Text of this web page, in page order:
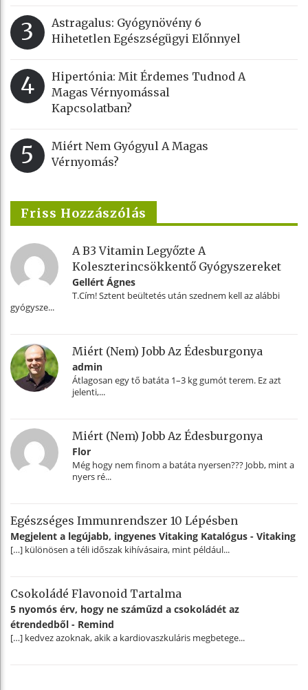
3
Astragalus: Gyógynövény 6
Hihetetlen Egészségügyi Előnnyel
4
Hipertónia: Mit Érdemes Tudnod A
Magas Vérnyomással
Kapcsolatban?
5
Miért Nem Gyógyul A Magas
Vérnyomás?
Friss Hozzászólás
A B3 Vitamin Legyőzte A
Koleszterincsökkentő Gyógyszereket
Gellért Ágnes
T.Cím! Sztent beültetés után szednem kell az alábbi
gyógysze...
Miért (nem) Jobb Az Édesburgonya
admin
Átlagosan egy tő batáta 1–3 kg gumót terem. Ez azt
jelenti,...
Miért (nem) Jobb Az Édesburgonya
Flor
Még hogy nem finom a batáta nyersen??? Jobb, mint a
nyers ré...
Egészséges Immunrendszer 10 Lépésben
Megjelent a legújabb, ingyenes Vitaking Katalógus - Vitaking
[…] különösen a téli időszak kihívásaira, mint például...
Csokoládé Flavonoid Tartalma
5 nyomós érv, hogy ne száműzd a csokoládét az
étrendedből - Remind
[…] kedvez azoknak, akik a kardiovaszkuláris megbetege...